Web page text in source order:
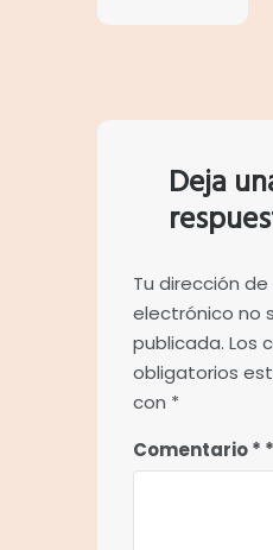
Deja
Tu dirección
electrónico no
publicada. Los
obligatorios
con *
Comentario*